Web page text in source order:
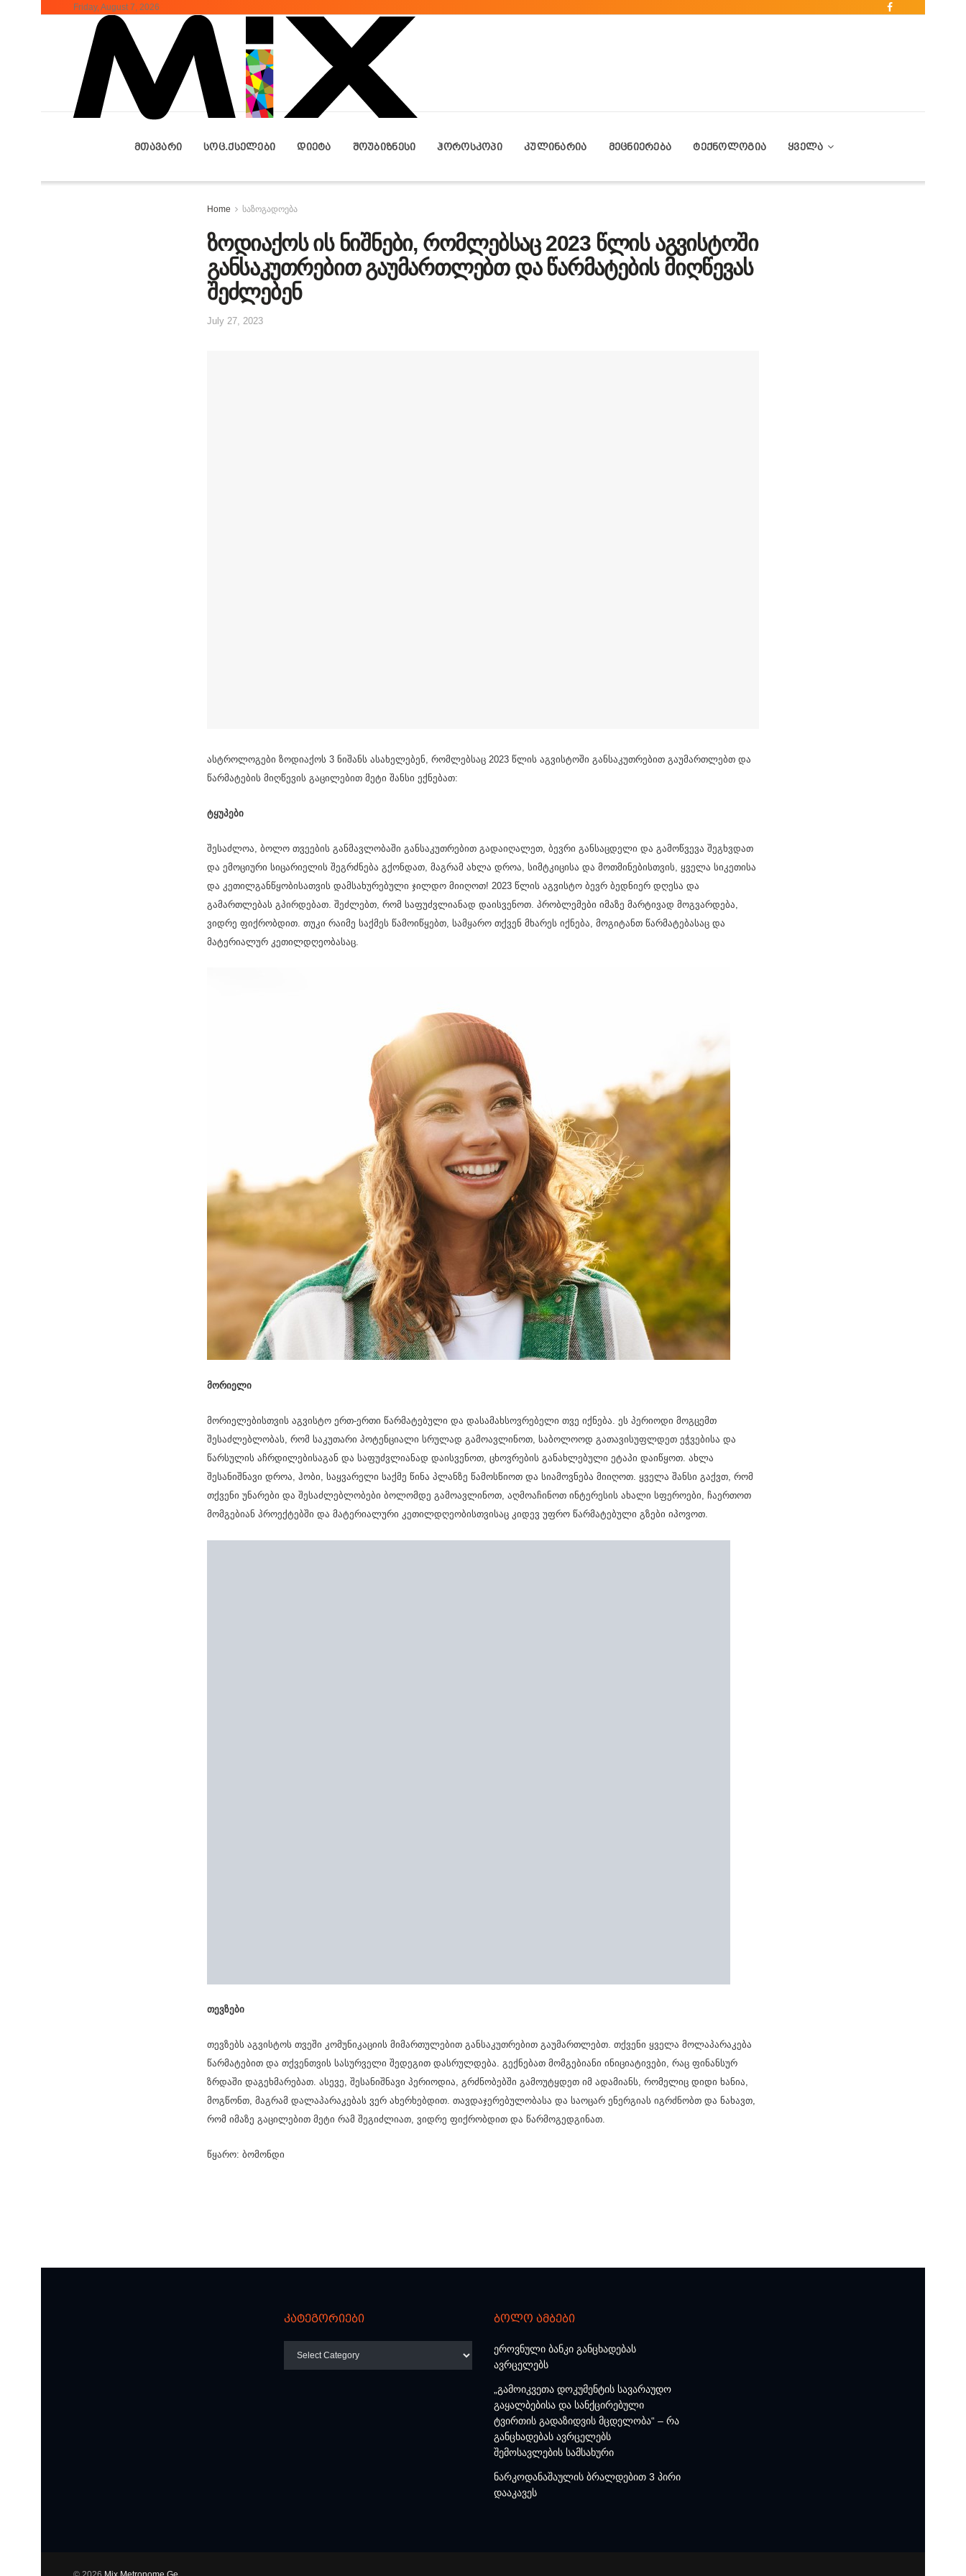
Friday, August 7, 2026
ᲛᲗᲐᲕᲐᲠᲘ ᲡᲝᲪ.ᲥᲡᲔᲚᲔᲑᲘ ᲓᲘᲔᲢᲐ ᲨᲝᲣᲑᲘᲖᲜᲔᲡᲘ ᲰᲝᲠᲝᲡᲙᲝᲞᲘ ᲙᲣᲚᲘᲜᲐᲠᲘᲐ ᲛᲔᲪᲜᲘᲔᲠᲔᲑᲐ ᲢᲔᲥᲜᲝᲚᲝᲒᲘᲐ ᲧᲕᲔᲚᲐ
Home საზოგადოება
ზოდიაქოს ის ნიშნები, რომლებსაც 2023 წლის აგვისტოში
განსაკუთრებით გაუმართლებთ და წარმატების მიღწევას
შეძლებენ
July 27, 2023
ასტროლოგები ზოდიაქოს 3 ნიშანს ასახელებენ, რომლებსაც 2023 წლის აგვისტოში განსაკუთრებით გაუმართლებთ და
წარმატების მიღწევის გაცილებით მეტი შანსი ექნებათ:
ტყუპები
შესაძლოა, ბოლო თვეების განმავლობაში განსაკუთრებით გადაიღალეთ, ბევრი განსაცდელი და გამოწვევა შეგხვდათ
და ემოციური სიცარიელის შეგრძნება გქონდათ, მაგრამ ახლა დროა, სიმტკიცისა და მოთმინებისთვის, ყველა სიკეთისა
და კეთილგანწყობისათვის დამსახურებული ჯილდო მიიღოთ! 2023 წლის აგვისტო ბევრ ბედნიერ დღესა და
გამართლებას გპირდებათ. შეძლებთ, რომ საფუძვლიანად დაისვენოთ. პრობლემები იმაზე მარტივად მოგვარდება,
ვიდრე ფიქრობდით. თუკი რაიმე საქმეს წამოიწყებთ, სამყარო თქვენ მხარეს იქნება, მოგიტანთ წარმატებასაც და
მატერიალურ კეთილდღეობასაც.
მორიელი
მორიელებისთვის აგვისტო ერთ-ერთი წარმატებული და დასამახსოვრებელი თვე იქნება. ეს პერიოდი მოგცემთ
შესაძლებლობას, რომ საკუთარი პოტენციალი სრულად გამოავლინოთ, საბოლოოდ გათავისუფლდეთ ეჭვებისა და
წარსულის აჩრდილებისაგან და საფუძვლიანად დაისვენოთ, ცხოვრების განახლებული ეტაპი დაიწყოთ. ახლა
შესანიშნავი დროა, ჰობი, საყვარელი საქმე წინა პლანზე წამოსწიოთ და სიამოვნება მიიღოთ. ყველა შანსი გაქვთ, რომ
თქვენი უნარები და შესაძლებლობები ბოლომდე გამოავლინოთ, აღმოაჩინოთ ინტერესის ახალი სფეროები, ჩაერთოთ
მომგებიან პროექტებში და მატერიალური კეთილდღეობისთვისაც კიდევ უფრო წარმატებული გზები იპოვოთ.
წარმატებით და თქვენთვის სასურველი შედეგით დასრულდება. გექნებათ მომგებიანი ინიციატივები, რაც ფინანსურ
მოგწონთ, მაგრამ დალაპარაკებას ვერ ახერხებდით. თავდაჯერებულობასა და საოცარ ენერგიას იგრძნობთ და ნახავთ,
რომ იმაზე გაცილებით მეტი რამ შეგიძლიათ, ვიდრე ფიქრობდით და წარმოგედგინათ.
წყარო: ბომონდი
კატეგორიები ბოლო ამბები
ავრცელებს
გაყალბებისა და სანქცირებული
ტვირთის გადაზიდვის მცდელობა“ – რა
განცხადებას ავრცელებს
შემოსავლების სამსახური
ნარკოდანაშაულის ბრალდებით 3 პირი
დააკავეს